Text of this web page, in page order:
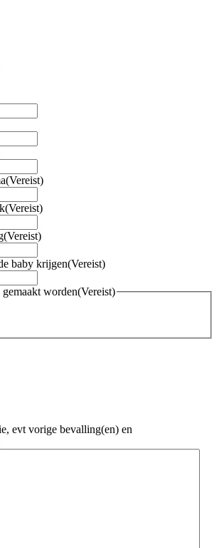
(Vereist)
dash
MM
dash
JJJJ
(Vereist)
(Vereist)
baby krijgen(Vereist)
worden(Vereist)
evt vorige bevalling(en) en